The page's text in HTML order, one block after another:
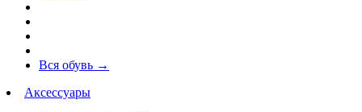
Вся обувь →
Аксессуары